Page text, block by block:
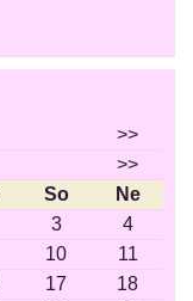
>>
>>
So
Ne
3
4
10
11
17
18